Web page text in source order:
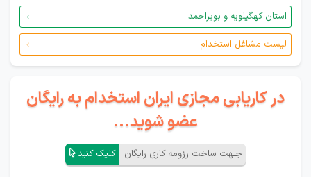
استان کهگیلویه و بویراحمد
لیست مشاغل استخدام
در کاریابی مجازی ایران استخدام به رایگان
عضو شوید...
جـهت ساخت رزومه کاری رایگان کلیک کنید